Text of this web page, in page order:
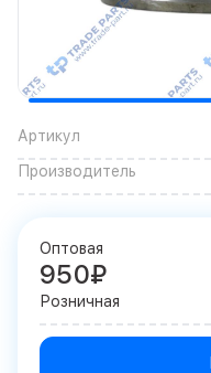
Артикул
Производитель
Оптовая
950₽
Розничная